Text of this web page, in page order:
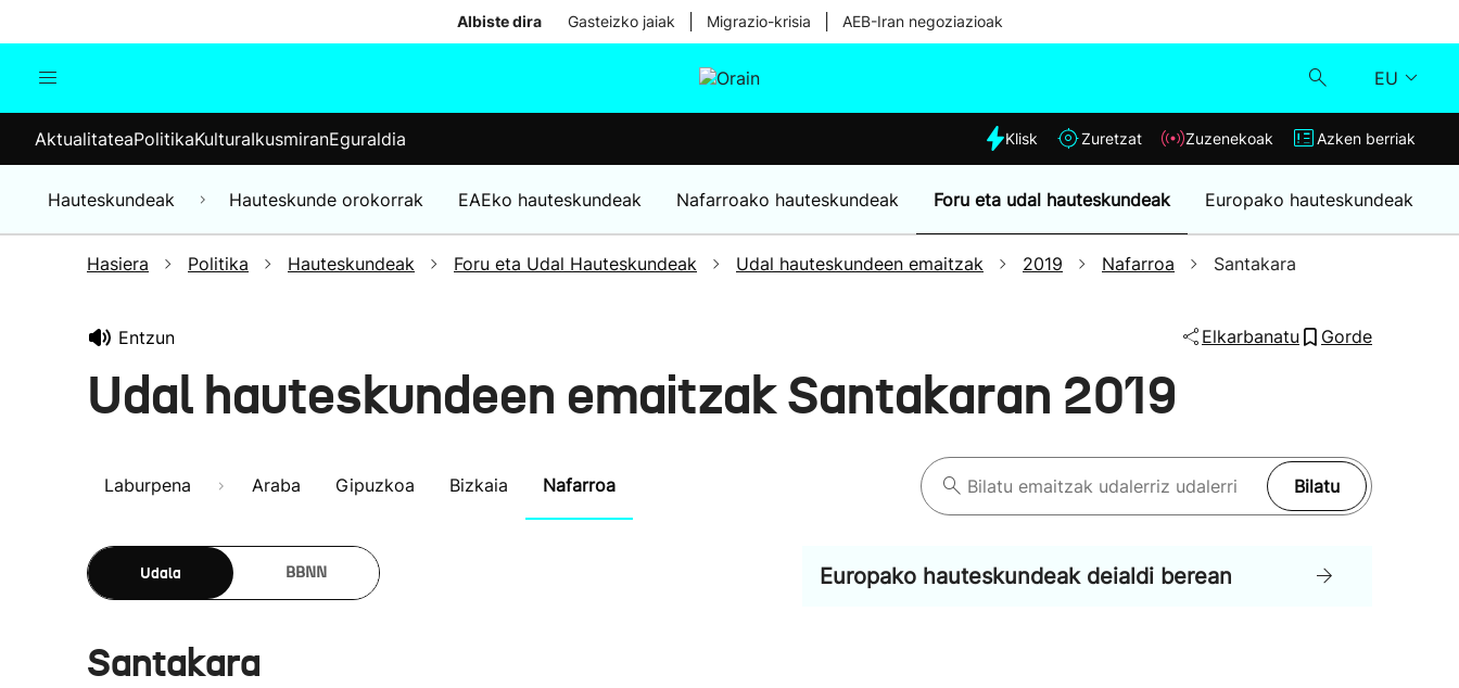
Albiste dira Gasteizko jaiak Migrazio-krisia AEB-Iran negoziazioak
EU
Munduko albisteak
Hauteskundeak
Eguraldia
Klisk
Zuzenekoak
Azken berriak
AktualitateaPolitikaKulturaIkusmiranEguraldia Klisk Zuretzat Zuzenekoak Azken berriak
Hauteskundeak Hauteskunde orokorrak EAEko hauteskundeak Nafarroako hauteskundeak Foru eta udal hauteskundeak Europako hauteskundeak
Hasiera Politika Hauteskundeak Foru eta Udal Hauteskundeak Udal hauteskundeen emaitzak 2019 Nafarroa Santakara
Entzun Elkarbanatu Gorde
Udal hauteskundeen emaitzak Santakaran 2019
Laburpena Araba Gipuzkoa Bizkaia Nafarroa Bilatu
Udala BBNN Europako hauteskundeak deialdi berean
Santakara